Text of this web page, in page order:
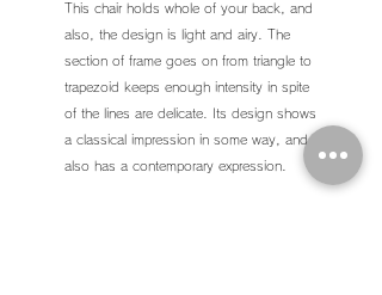
This chair holds whole of your back, and
also, the design is light and airy. The
section of frame goes on from triangle to
trapezoid keeps enough intensity in spite
of the lines are delicate. Its design shows
a classical impression in some way, and
also has a contemporary expression.